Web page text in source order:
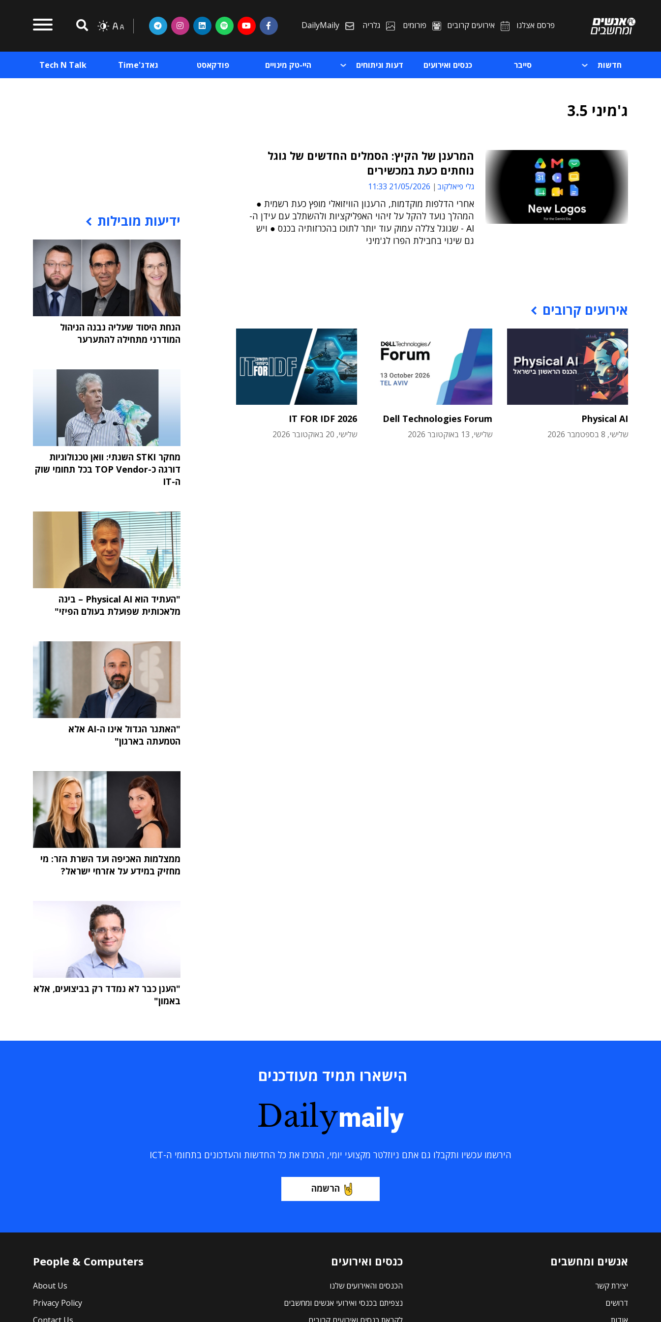
פרסם אצלנו אירועים קרובים פורומים גלריה DailyMaily
חדשות סייבר כנסים ואירועים דעות וניתוחים היי-טק מינויים פודקאסט גאדג'Time Tech N Talk
ג'מיני 3.5
המרענן של הקיץ: הסמלים החדשים של גוגל
נוחתים כעת במכשירים
גלי פיאלקוב 21/05/2026 11:33
אחרי הדלפות מוקדמות, הרענון הוויזואלי מופץ כעת רשמית ●
המהלך נועד להקל על זיהוי האפליקציות ולהשתלב עם עידן ה-
AI - שגוגל צללה עמוק עוד יותר לתוכו בהכרזותיה בכנס ● ויש
גם שינוי בחבילת הפרו לג'מיני
אירועים קרובים
Physical AI
שלישי, 8 בספטמבר 2026
Dell Technologies Forum
שלישי, 13 באוקטובר 2026
IT FOR IDF 2026
שלישי, 20 באוקטובר 2026
ידיעות מובילות
הנחת היסוד שעליה נבנה הניהול
המודרני מתחילה להתערער
מחקר STKI השנתי: וואן טכנולוגיות
דורגה כ-TOP Vendor בכל תחומי שוק
ה-IT
"העתיד הוא Physical AI – בינה
מלאכותית שפועלת בעולם הפיזי"
"האתגר הגדול אינו ה-AI אלא
הטמעתה בארגון"
ממצלמות האכיפה ועד השרת הזר: מי
מחזיק במידע על אזרחי ישראל?
"הענן כבר לא נמדד רק בביצועים, אלא
באמון"
הישארו תמיד מעודכנים
Dailymaily
הירשמו עכשיו ותקבלו גם אתם ניוזלטר מקצועי יומי, המרכז את כל החדשות והעדכונים בתחומי ה-ICT
הרשמה
אנשים ומחשבים
יצירת קשר
דרושים
כנסים ואירועים
הכנסים והאירועים שלנו
נצפיתם בכנסי ואירועי אנשים ומחשבים
People & Computers
About Us
Privacy Policy